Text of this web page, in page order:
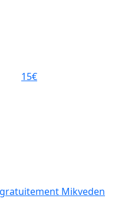
15€
gratuitement Mikveden